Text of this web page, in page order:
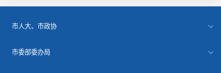
市人大、市政协
市委部委办局